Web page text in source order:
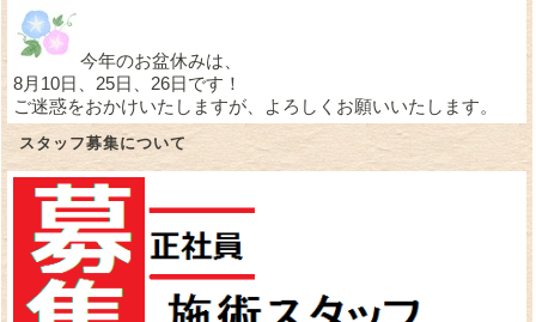
今年のお盆休みは、
8月10日、25日、26日です！
ご迷惑をおかけいたしますが、よろしくお願いいたします。
スタッフ募集について